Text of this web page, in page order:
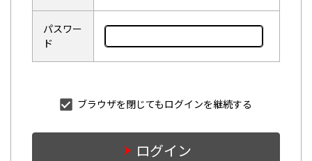
パスワー
ド
ブラウザを閉じてもログインを継続する
ログイン